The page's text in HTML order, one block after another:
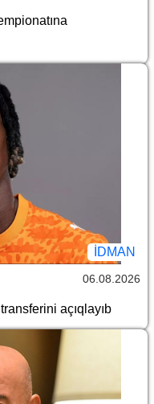
İDMAN
06.08.2026
açıqlayıb